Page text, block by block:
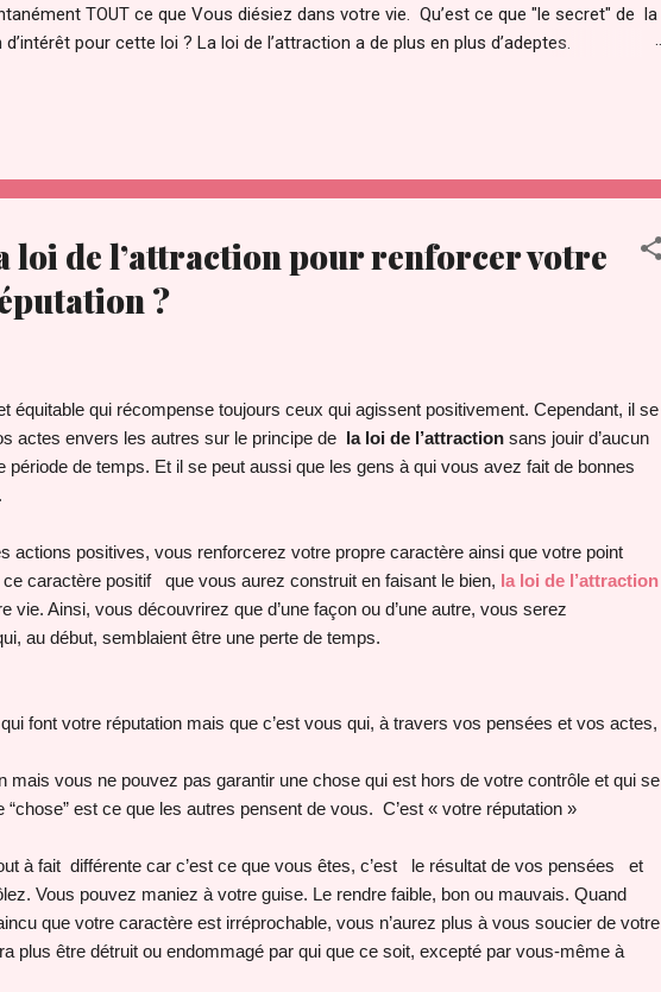
TOUT ce que Vous diésiez dans votre vie. Qu’est ce que "le secret" de la
pour cette loi ? La loi de l’attraction a de plus en plus d’adeptes.
personnes éclairées pour maîtriser les lois et le fonctionnement de l’univers. On
a été compris par certains savants dont Gali...
loi de l’attraction pour renforcer votre
?
équitable qui récompense toujours ceux qui agissent positivement. Cependant, il se
actes envers les autres sur le principe de la loi de l’attraction sans jouir d’aucun
période de temps. Et il se peut aussi que les gens à qui vous avez fait de bonnes
actions positives, vous renforcerez votre propre caractère ainsi que votre point
caractère positif que vous aurez construit en faisant le bien, la loi de l’attraction
Ainsi, vous découvrirez que d’une façon ou d’une autre, vous serez
au début, semblaient être une perte de temps.
font votre réputation mais que c’est vous qui, à travers vos pensées et vos actes,
mais vous ne pouvez pas garantir une chose qui est hors de votre contrôle et qui se
est ce que les autres pensent de vous. C’est « votre réputation »
à fait différente car c’est ce que vous êtes, c’est le résultat de vos pensées et
Vous pouvez maniez à votre guise. Le rendre faible, bon ou mauvais. Quand
que votre caractère est irréprochable, vous n’aurez plus à vous soucier de votre
plus être détruit ou endommagé par qui que ce soit, excepté par vous-même à